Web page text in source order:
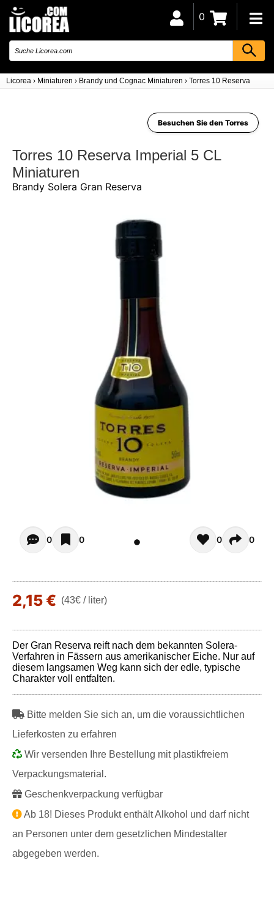
Licorea › Miniaturen › Brandy und Cognac Miniaturen › Torres 10 Reserva
0
Besuchen Sie den Torres
Torres 10 Reserva Imperial 5 CL
Miniaturen
Brandy Solera Gran Reserva
Opiniones - Zur Zeit gibt noch keinen Kommentar.
0 0 0 0
2,15 € (43€ / liter)
Der Gran Reserva reift nach dem bekannten Solera-
Verfahren in Fässern aus amerikanischer Eiche. Nur auf
diesem langsamen Weg kann sich der edle, typische
Charakter voll entfalten.
Bitte melden Sie sich an, um die voraussichtlichen
Lieferkosten zu erfahren
Wir versenden Ihre Bestellung mit plastikfreiem
Verpackungsmaterial.
Geschenkverpackung verfügbar
Ab 18! Dieses Produkt enthält Alkohol und darf nicht
an Personen unter dem gesetzlichen Mindestalter
abgegeben werden.